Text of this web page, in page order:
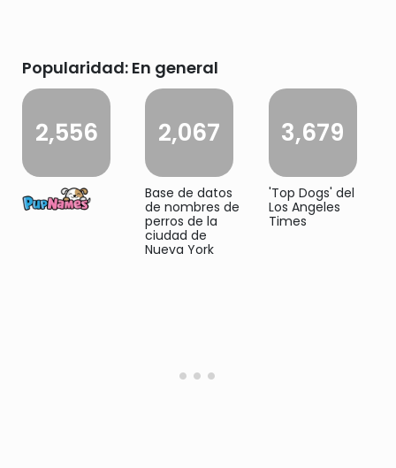
Popularidad: En general
2,556 2,067
Base de datos
de nombres de
perros de la
ciudad de
Nueva York
3,679
'Top Dogs' del
Los Angeles
Times